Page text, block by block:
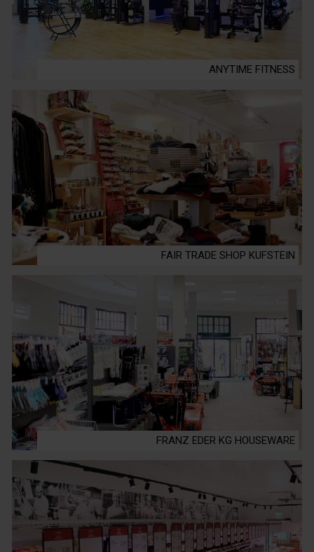
ANYTIME FITNESS
FAIR TRADE SHOP KUFSTEIN
FRANZ EDER KG HOUSEWARE